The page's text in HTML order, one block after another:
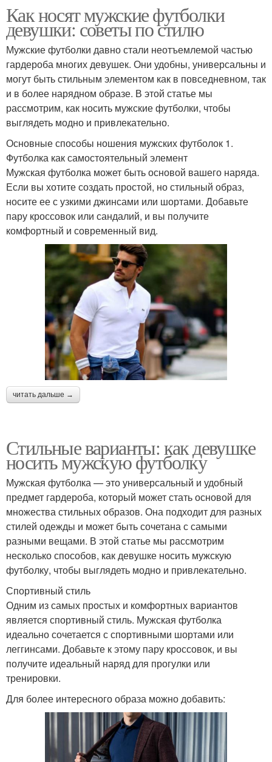
Как носят мужские футболки
девушки: советы по стилю
Мужские футболки давно стали неотъемлемой частью
гардероба многих девушек. Они удобны, универсальны и
могут быть стильным элементом как в повседневном, так
и в более нарядном образе. В этой статье мы
рассмотрим, как носить мужские футболки, чтобы
выглядеть модно и привлекательно.
Основные способы ношения мужских футболок 1.
Футболка как самостоятельный элемент
Мужская футболка может быть основой вашего наряда.
Если вы хотите создать простой, но стильный образ,
носите ее с узкими джинсами или шортами. Добавьте
пару кроссовок или сандалий, и вы получите
комфортный и современный вид.
читать дальше →
Стильные варианты: как девушке
носить мужскую футболку
Мужская футболка — это универсальный и удобный
предмет гардероба, который может стать основой для
множества стильных образов. Она подходит для разных
стилей одежды и может быть сочетана с самыми
разными вещами. В этой статье мы рассмотрим
несколько способов, как девушке носить мужскую
футболку, чтобы выглядеть модно и привлекательно.
Спортивный стиль
Одним из самых простых и комфортных вариантов
является спортивный стиль. Мужская футболка
идеально сочетается с спортивными шортами или
леггинсами. Добавьте к этому пару кроссовок, и вы
получите идеальный наряд для прогулки или
тренировки.
Для более интересного образа можно добавить: